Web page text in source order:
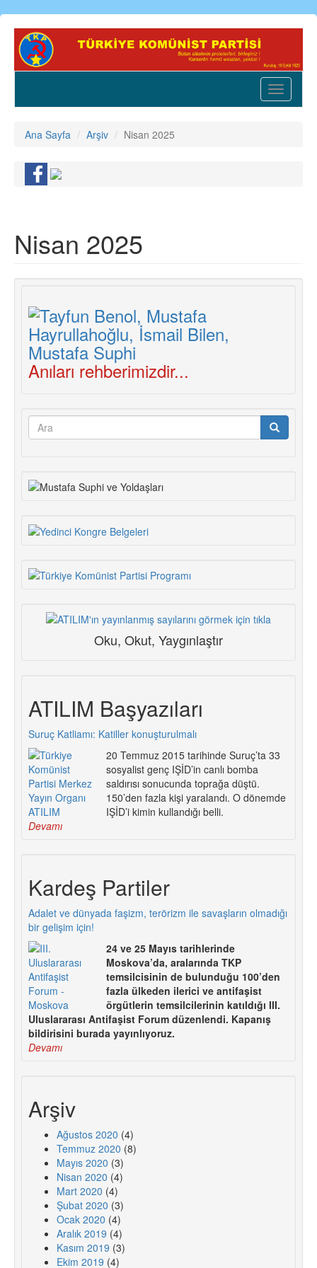
Ana
içeriğe
Toggle
Ana Sayfa Arşiv Nisan 2025
Nisan 2025
Anıları rehberimizdir...
Arama
Oku, Okut, Yaygınlaştır
ATILIM Başyazıları
Suruç Katliamı: Katiller konuşturulmalı
20 Temmuz 2015 tarihinde Suruç’ta 33
sosyalist genç IŞİD’in canlı bomba
saldırısı sonucunda toprağa düştü.
150’den fazla kişi yaralandı. O dönemde
IŞİD’i kimin kullandığı belli.
Devamı
Kardeş Partiler
Adalet ve dünyada faşizm, terörizm ile savaşların olmadığı
bir gelişim için!
24 ve 25 Mayıs tarihlerinde
Moskova’da, aralarında TKP
temsilcisinin de bulunduğu 100’den
fazla ülkeden ilerici ve antifaşist
örgütlerin temsilcilerinin katıldığı III.
Uluslararası Antifaşist Forum düzenlendi. Kapanış
bildirisini burada yayınlıyoruz.
Devamı
Arşiv
Ağustos 2020 (4)
Temmuz 2020 (8)
Mayıs 2020 (3)
Nisan 2020 (4)
Mart 2020 (4)
Şubat 2020 (3)
Ocak 2020 (4)
Aralık 2019 (4)
Kasım 2019 (3)
Ekim 2019 (4)